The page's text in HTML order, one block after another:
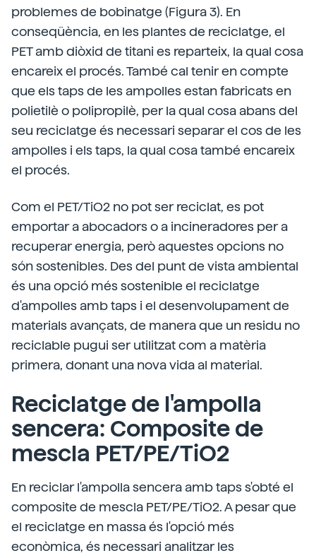
problemes de bobinatge (Figura 3). En
conseqüència, en les plantes de reciclatge, el
PET amb diòxid de titani es reparteix, la qual cosa
encareix el procés. També cal tenir en compte
que els taps de les ampolles estan fabricats en
polietilè o polipropilè, per la qual cosa abans del
seu reciclatge és necessari separar el cos de les
ampolles i els taps, la qual cosa també encareix
el procés.
Com el PET/TiO2 no pot ser reciclat, es pot
emportar a abocadors o a incineradores per a
recuperar energia, però aquestes opcions no
són sostenibles. Des del punt de vista ambiental
és una opció més sostenible el reciclatge
d'ampolles amb taps i el desenvolupament de
materials avançats, de manera que un residu no
reciclable pugui ser utilitzat com a matèria
primera, donant una nova vida al material.
Reciclatge de l'ampolla
sencera: Composite de
mescla PET/PE/TiO2
En reciclar l'ampolla sencera amb taps s'obté el
composite de mescla PET/PE/TiO2. A pesar que
el reciclatge en massa és l'opció més
econòmica, és necessari analitzar les